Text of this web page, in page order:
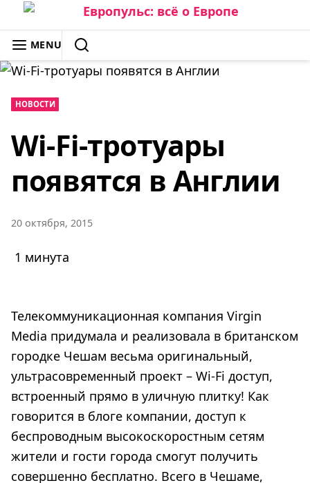
Skip
to
content
ЕВРОПУЛЬС: ВСЁ О ЕВРОПЕ
MENU
SEARCH
НОВОСТИ
Wi-Fi-тротуары
появятся в Англии
20 октября, 2015
1 минута
Телекоммуникационная компания Virgin
Media придумала и реализовала в британском
городке Чешам весьма оригинальный,
ультрасовременный проект – Wi-Fi доступ,
встроенный прямо в уличную плитку! Как
говорится в блоге компании, доступ к
беспроводным высокоскоростным сетям
жители и гости города смогут получить
совершенно бесплатно. Всего в Чешаме,